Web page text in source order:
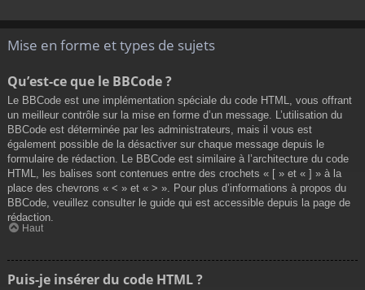
Mise en forme et types de sujets
Qu’est-ce que le BBCode ?
Le BBCode est une implémentation spéciale du code HTML, vous offrant
un meilleur contrôle sur la mise en forme d’un message. L’utilisation du
BBCode est déterminée par les administrateurs, mais il vous est
également possible de la désactiver sur chaque message depuis le
formulaire de rédaction. Le BBCode est similaire à l’architecture du code
HTML, les balises sont contenues entre des crochets « [ » et « ] » à la
place des chevrons « < » et « > ». Pour plus d’informations à propos du
BBCode, veuillez consulter le guide qui est accessible depuis la page de
rédaction.
Haut
Puis-je insérer du code HTML ?